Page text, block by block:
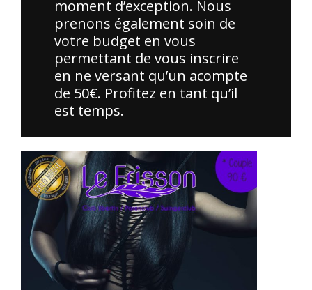
moment d’exception. Nous
prenons également soin de
votre budget en vous
permettant de vous inscrire
en ne versant qu’un acompte
de 50€. Profitez en tant qu’il
est temps.